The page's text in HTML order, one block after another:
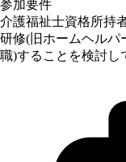
参加要件
介護福祉士資格所持
研修(旧ホームヘルパ
職)することを検討し